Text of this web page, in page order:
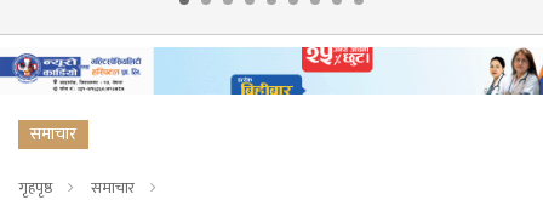
समाचार
गृहपृष्ठ
समाचार